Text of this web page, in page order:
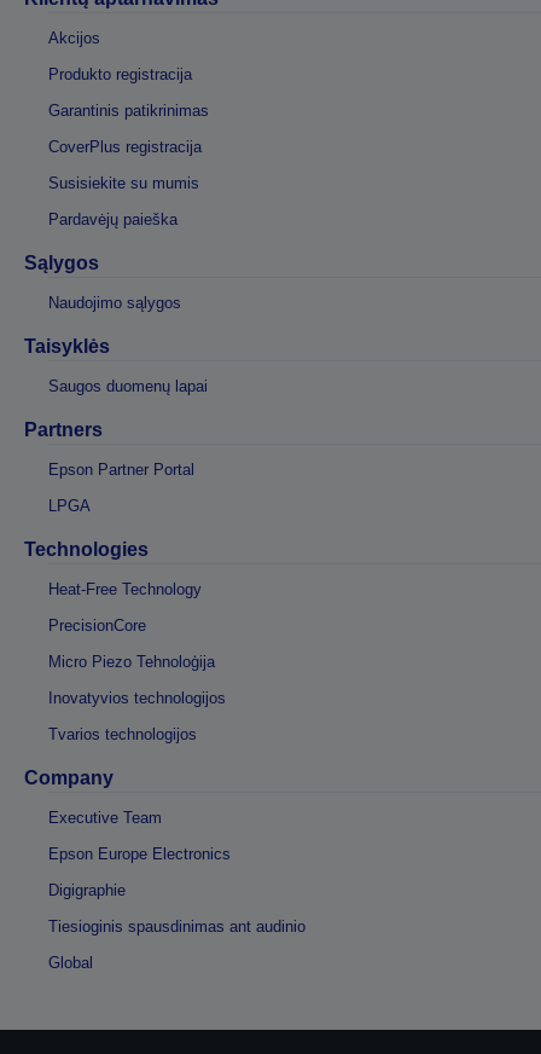
Akcijos
Produkto registracija
Garantinis patikrinimas
CoverPlus registracija
Susisiekite su mumis
Pardavėjų paieška
Sąlygos
Naudojimo sąlygos
Taisyklės
Saugos duomenų lapai
Partners
Epson Partner Portal
LPGA
Technologies
Heat-Free Technology
PrecisionCore
Micro Piezo Tehnoloģija
Inovatyvios technologijos
Tvarios technologijos
Company
Executive Team
Epson Europe Electronics
Digigraphie
Tiesioginis spausdinimas ant audinio
Global